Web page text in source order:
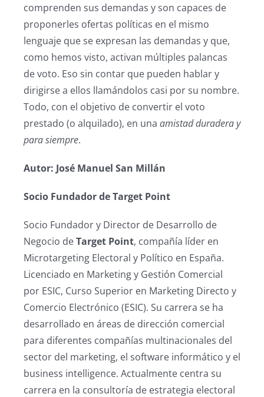
comprenden sus demandas y son capaces de
proponerles ofertas políticas en el mismo
lenguaje que se expresan las demandas y que,
como hemos visto, activan múltiples palancas
de voto. Eso sin contar que pueden hablar y
dirigirse a ellos llamándolos casi por su nombre.
Todo, con el objetivo de convertir el voto
prestado (o alquilado), en una amistad duradera y
para siempre.
Autor: José Manuel San Millán
Socio Fundador de Target Point
Socio Fundador y Director de Desarrollo de
Negocio deTarget Point, compañía líder en
Microtargeting Electoral y Político en España.
Licenciado en Marketing y Gestión Comercial
por ESIC, Curso Superior en Marketing Directo y
Comercio Electrónico (ESIC). Su carrera se ha
desarrollado en áreas de dirección comercial
para diferentes compañías multinacionales del
sector del marketing, el software informático y el
business intelligence. Actualmente centra su
carrera en la consultoría de estrategia electoral